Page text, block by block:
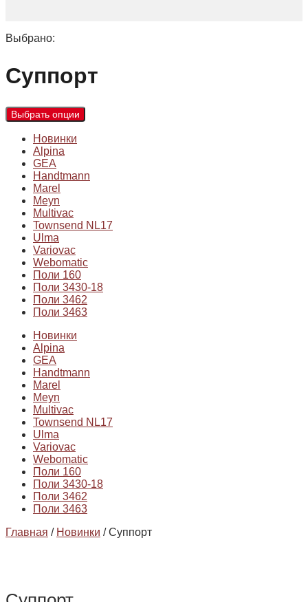
Выбрано:
Суппорт
Выбрать опции
Новинки
Alpina
GEA
Handtmann
Marel
Meyn
Multivac
Townsend NL17
Ulma
Variovac
Webomatic
Поли 160
Поли 3430-18
Поли 3462
Поли 3463
Новинки
Alpina
GEA
Handtmann
Marel
Meyn
Multivac
Townsend NL17
Ulma
Variovac
Webomatic
Поли 160
Поли 3430-18
Поли 3462
Поли 3463
Главная / Новинки / Суппорт